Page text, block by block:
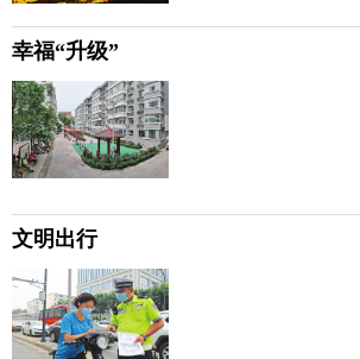
幸福“升级”
文明出行